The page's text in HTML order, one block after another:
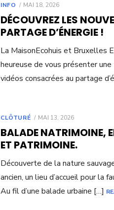
INFO
POSTED
MAI 18, 2026
DÉCOUVREZ LES
PARTAGE D’ÉNERGIE !
La MaisonEcohuis et Bruxelles
heureuse de vous présenter
vidéos consacrées au partage
CLÔTURÉ
POSTED
MAI 13, 2026
BALADE NATRIMOINE,
ET PATRIMOINE.
Découverte de la nature
ancien, un lieu d’accueil pour la
Au fil d’une balade urbaine […]